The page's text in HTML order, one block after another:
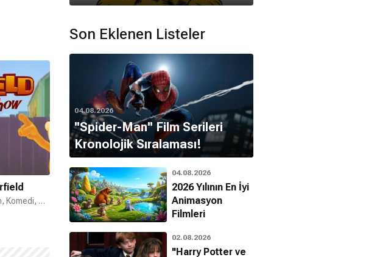
Animasyon, Komedi, Çocuk
Son Eklenen Listeler
04.08.2026
''Spider-Man'' Film Serileri
Kronolojik Sıralaması!
04.08.2026
2026 Yılının En İyi
Animasyon
Filmleri
02.08.2026
"Harry Potter ve